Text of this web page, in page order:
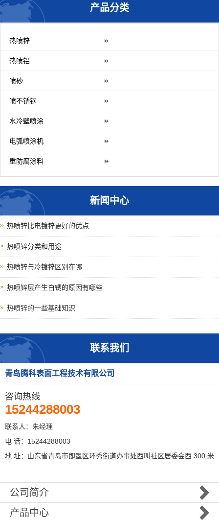
产品分类
热喷锌
热喷铝
喷砂
喷不锈钢
水冷壁喷涂
电弧喷涂机
重防腐涂料
新闻中心
热喷锌比电镀锌更好的优点
热喷锌分类和用途
热喷锌与冷镀锌区别在哪
热喷锌层产生白锈的原因有哪些
热喷锌的一些基础知识
联系我们
青岛腾科表面工程技术有限公司
咨询热线
15244288003
联系人：朱经理
电 话：15244288003
地 址：山东省青岛市即墨区环秀街道办事处西叫社区居委会西 300 米
公司简介
产品中心